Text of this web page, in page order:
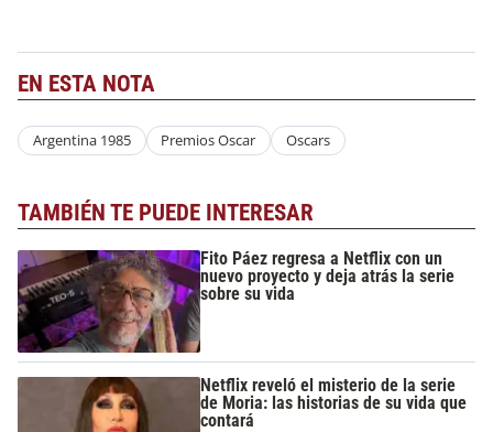
EN ESTA NOTA
Argentina 1985 Premios Oscar Oscars
TAMBIÉN TE PUEDE INTERESAR
Fito Páez regresa a Netflix con un
nuevo proyecto y deja atrás la serie
sobre su vida
Netflix reveló el misterio de la serie
de Moria: las historias de su vida que
contará